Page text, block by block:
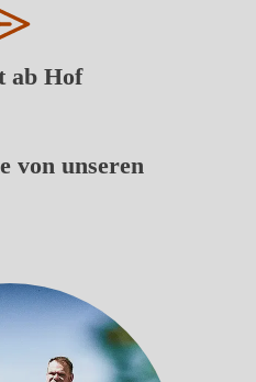
ab Hof
von unseren